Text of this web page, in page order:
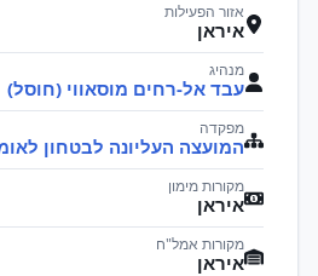
אזור הפעילות
איראן
מנהיג
עבד אל-רחים מוסאווי (חוסל)
מפקדה
המועצה העליונה לבטחון
מקורות מימון
איראן
מקורות אמל"ח
איראן